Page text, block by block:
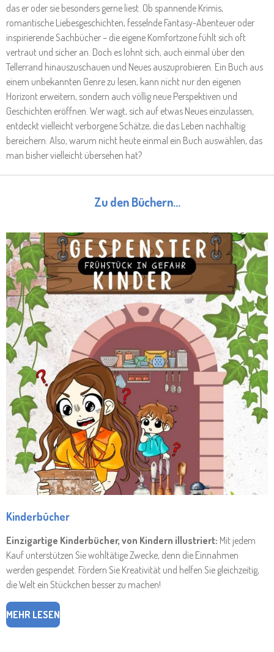
das er oder sie besonders gerne liest. Ob spannende Krimis,
romantische Liebesgeschichten, fesselnde Fantasy-Abenteuer oder
inspirierende Sachbücher – die eigene Komfortzone fühlt sich oft
vertraut und sicher an. Doch es lohnt sich, auch einmal über den
Tellerrand hinauszuschauen und Neues auszuprobieren. Ein Buch aus
einem unbekannten Genre zu lesen, kann nicht nur den eigenen
Horizont erweitern, sondern auch völlig neue Perspektiven und
Geschichten eröffnen. Wer wagt, sich auf etwas Neues einzulassen,
entdeckt vielleicht verborgene Schätze, die das Leben nachhaltig
bereichern. Also, warum nicht heute einmal ein Buch auswählen, das
man bisher vielleicht übersehen hat?
Zu den Büchern...
Kinderbücher
Einzigartige Kinderbücher, von Kindern illustriert: Mit jedem
Kauf unterstützen Sie wohltätige Zwecke, denn die Einnahmen
werden gespendet. Fördern Sie Kreativität und helfen Sie gleichzeitig,
die Welt ein Stückchen besser zu machen!
MEHR LESEN